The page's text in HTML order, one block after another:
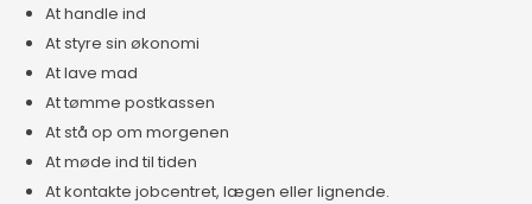
​At handle ind
​At styre sin økonomi
​At lave mad
​At tømme postkassen
​At stå op om morgenen
​At møde ind til tiden
​At kontakte jobcentret, lægen eller lignende.​